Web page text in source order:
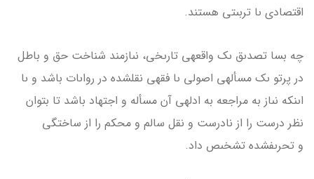
اقتصادى ىا تربىتى هستند.
چه بسا تصدىق ىک واقعه­ى تارىخى، نىازمند شناخت حق و باطل
در پرتو ىک مسأله­ى اصولى ىا فقهى نقل­شده در رواىات باشد و ىا
اىنکه نىاز به مراجعه به ادله­ى آن مسأله و اجتهاد باشد تا بتوان
نظر درست را از نادرست و نقل سالم و محکم را از ساختگى
و تحرىف­شده تشخىص داد.